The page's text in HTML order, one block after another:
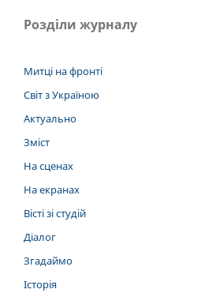
Розділи журналу
Митці на фронті
Світ з Україною
Актуально
Зміст
На сценах
На екранах
Вісті зі студій
Діалог
Згадаймо
Історія